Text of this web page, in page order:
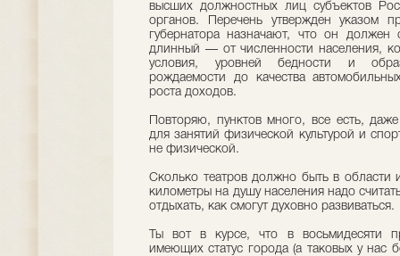
высших должностных лиц субъектов
органов. Перечень утвержден указом
губернатора назначают, что он
длинный — от численности населения,
условия, уровней бедности и
рождаемости до качества
роста доходов.
Повторяю, пунктов много, все есть,
для занятий физической культурой и
не физической.
Сколько театров должно быть в области
километры на душу населения надо
отдыхать, как смогут духовно развиваться.
Ты вот в курсе, что в восьмидесяти
имеющих статус города (а таковых у нас